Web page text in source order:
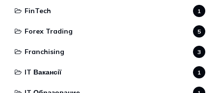
FinTech 1
Forex Trading 5
Franchising 3
IT Вакансії 1